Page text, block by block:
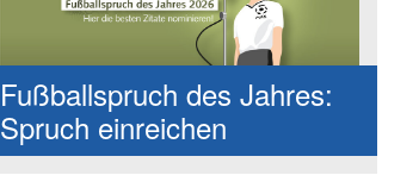
Fußballspruch des Jahres:
Spruch einreichen